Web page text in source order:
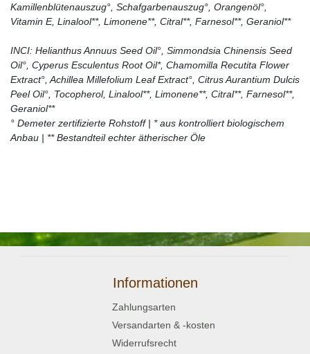
Kamillenblütenauszug°, Schafgarbenauszug°, Orangenöl°,
Vitamin E, Linalool**, Limonene**, Citral**, Farnesol**, Geraniol**
INCI: Helianthus Annuus Seed Oil°, Simmondsia Chinensis Seed
Oil°, Cyperus Esculentus Root Oil*, Chamomilla Recutita Flower
Extract°, Achillea Millefolium Leaf Extract°, Citrus Aurantium Dulcis
Peel Oil°, Tocopherol, Linalool**, Limonene**, Citral**, Farnesol**,
Geraniol**
° Demeter zertifizierte Rohstoff | * aus kontrolliert biologischem
Anbau | ** Bestandteil echter ätherischer Öle
Informationen
Zahlungsarten
Versandarten & -kosten
Widerrufsrecht